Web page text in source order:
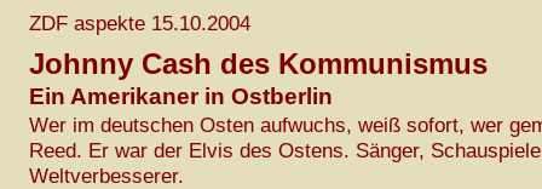
ZDF aspekte 15.10.2004
Johnny Cash des Kommunismus
Ein Amerikaner in Ostberlin
Wer im deutschen Osten aufwuchs, weiß sofort, wer
Reed. Er war der Elvis des Ostens. Sänger,
Weltverbesserer.